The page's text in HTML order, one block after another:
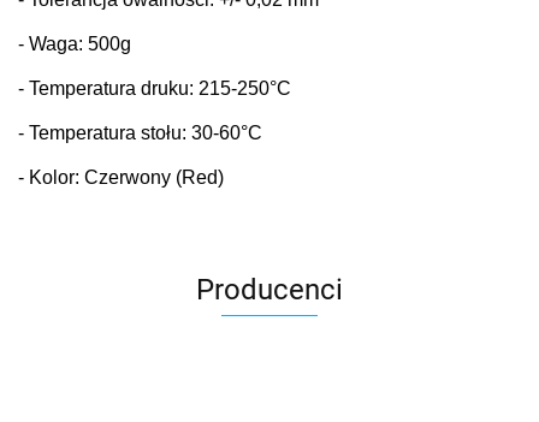
- Waga: 500g
- Temperatura druku: 215-250°C
- Temperatura stołu: 30-60°C
- Kolor: Czerwony (Red)
Producenci